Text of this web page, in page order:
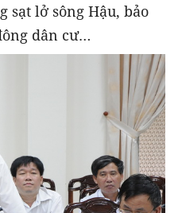
sạt lở sông Hậu, bảo
dân cư…